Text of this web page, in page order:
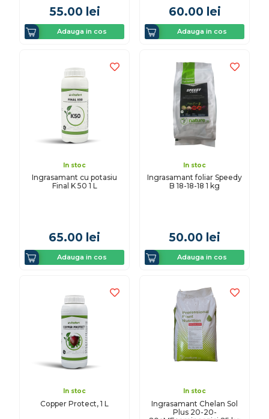
55.00 lei
Adauga in cos
60.00 lei
Adauga in cos
In stoc
Ingrasamant cu potasiu
Final K 50 1 L
65.00 lei
Adauga in cos
In stoc
Ingrasamant foliar Speedy
B 18-18-18 1 kg
50.00 lei
Adauga in cos
In stoc
Copper Protect, 1 L
In stoc
Ingrasamant Chelan Sol
Plus 20-20-